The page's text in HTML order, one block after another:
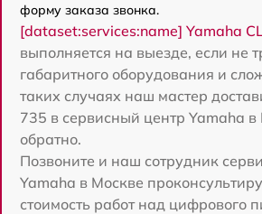
форму заказа звонка.
[dataset:services:name] Yamaha
выполняется на выезде, если не
габаритного оборудования и
таких случаях наш мастер
735 в сервисный центр Yamaha
обратно.
Позвоните и наш сотрудник
Yamaha в Москве
стоимость работ над цифрового